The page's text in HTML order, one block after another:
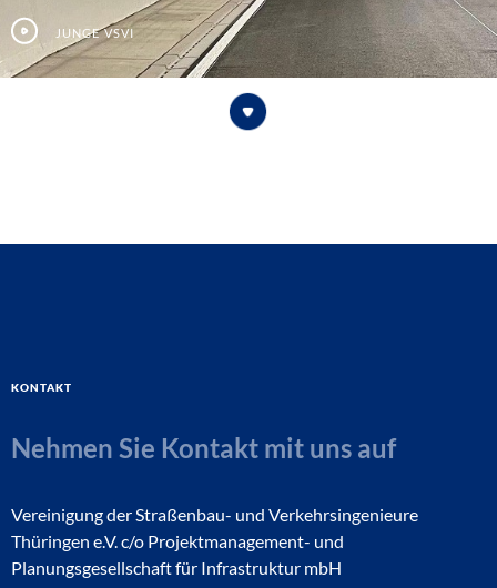
Junge VSVI
Kontakt
Nehmen Sie Kontakt mit uns auf
Vereinigung der Straßenbau- und Verkehrsingenieure
Thüringen e.V. c/o Projektmanagement- und
Planungsgesellschaft für Infrastruktur mbH